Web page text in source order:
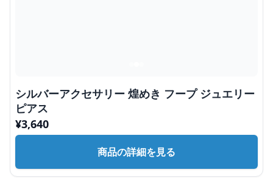
シルバーアクセサリー 煌めき フープ ジュエリー
ピアス
¥3,640
商品の詳細を見る